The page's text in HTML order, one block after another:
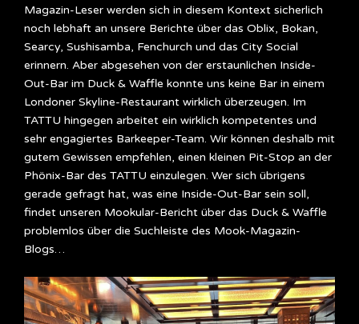
Magazin-Leser werden sich in diesem Kontext sicherlich
noch lebhaft an unsere Berichte über das Oblix, Bokan,
Searcy, Sushisamba, Fenchurch und das City Social
erinnern. Aber abgesehen von der erstaunlichen Inside-
Out-Bar im Duck & Waffle konnte uns keine Bar in einem
Londoner Skyline-Restaurant wirklich überzeugen. Im
TATTU hingegen arbeitet ein wirklich kompetentes und
sehr engagiertes Barkeeper-Team. Wir können deshalb mit
gutem Gewissen empfehlen, einen kleinen Pit-Stop an der
Phönix-Bar des TATTU einzulegen. Wer sich übrigens
gerade gefragt hat, was eine Inside-Out-Bar sein soll,
findet unseren Mookular-Bericht über das Duck & Waffle
problemlos über die Suchleiste des Mook-Magazin-
Blogs…